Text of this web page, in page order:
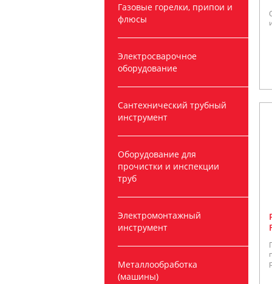
Газовые горелки, припои и
флюсы
Электросварочное
оборудование
Сантехнический трубный
инструмент
Оборудование для
прочистки и инспекции
труб
Электромонтажный
инструмент
Металлообработка
(машины)